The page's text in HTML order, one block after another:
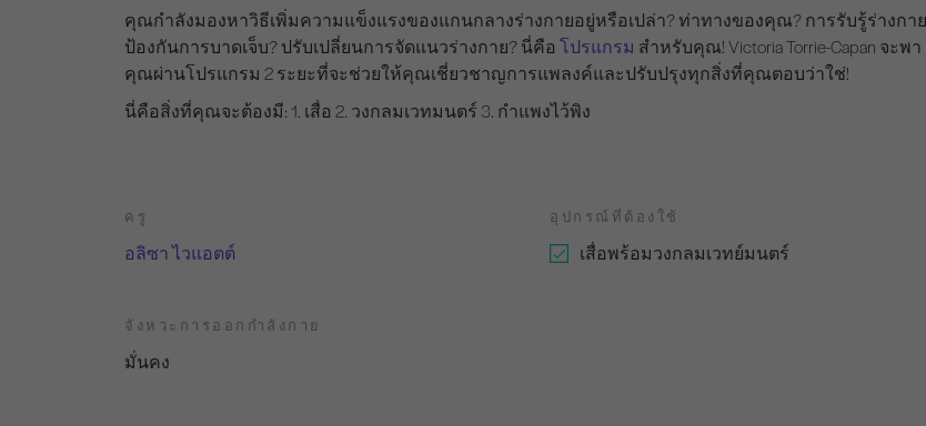
คุณกำลังมองหาวิธีเพิ่มความแข็งแรงของแกนกลางร่างกายอยู่หรือเปล่า? ท่าทางของคุณ? การรับรู้ร่างกา
ป้องกันการบาดเจ็บ? ปรับเปลี่ยนการจัดแนวร่างกาย? นี่คือ โปรแกรม สำหรับคุณ! Victoria Torrie-Capan จะพา
คุณผ่านโปรแกรม 2 ระยะที่จะช่วยให้คุณเชี่ยวชาญการแพลงค์และปรับปรุงทุกสิ่งที่คุณตอบว่าใช่!
นี่คือสิ่งที่คุณจะต้องมี: 1. เสื่อ 2. วงกลมเวทมนตร์ 3. กำแพงไว้พิง
ครู
อลิซา ไวแอตต์
อุปกรณ์ที่ต้องใช้
เสื่อพร้อมวงกลมเวทย์มนตร์
จังหวะการออกกำลังกาย
มั่นคง